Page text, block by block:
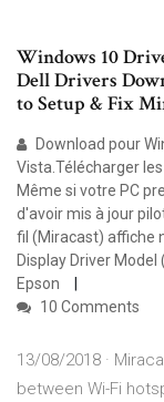
Windows 10
Dell Drivers
to Setup & Fix
Download pour
Vista.Télécharger
Même si votre PC
d'avoir mis à jour
fil (Miracast) affiche
Display Driver
Epson
10 Comments
13/08/2018 ·
between Wi-Fi